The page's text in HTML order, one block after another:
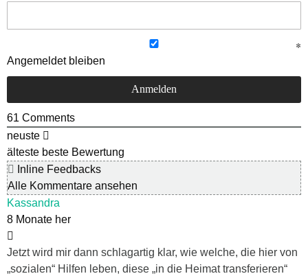
Angemeldet bleiben
61 Comments
neuste
älteste beste Bewertung
Inline Feedbacks
Alle Kommentare ansehen
Kassandra
8 Monate her
Jetzt wird mir dann schlagartig klar, wie welche, die hier von
„sozialen“ Hilfen leben, diese „in die Heimat transferieren“